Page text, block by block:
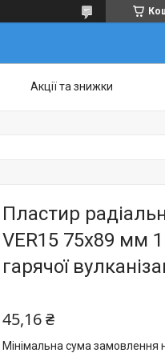
Акції та знижки
Пластир
VER15 75х89 мм
гарячої
45,16 ₴
Мінімальна сума замовлення